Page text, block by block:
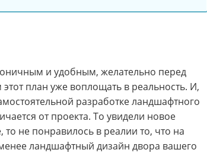
и удобным, желательно перед
план уже воплощать в реальность. И,
разработке ландшафтного
от проекта. То увидели новое
не понравилось в реалии то, что на
ландшафтный дизайн двора вашего